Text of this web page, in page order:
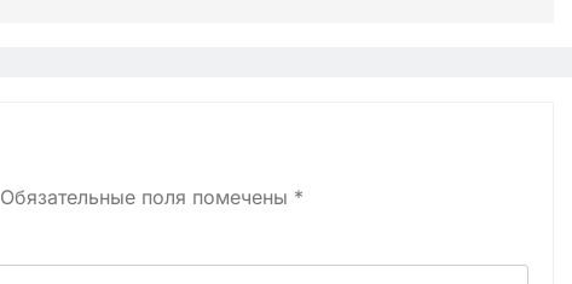
Обязательные поля помечены *